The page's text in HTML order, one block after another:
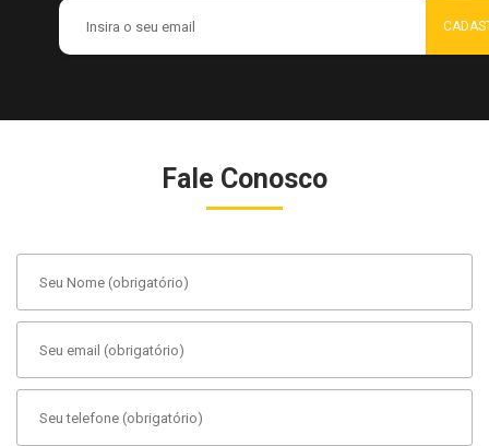
Fale Conosco